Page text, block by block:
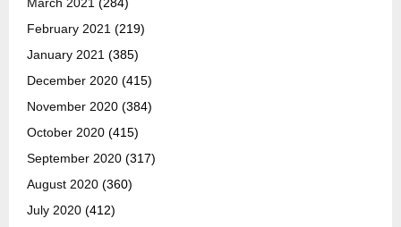
February 2021 (219)
January 2021 (385)
December 2020 (415)
November 2020 (384)
October 2020 (415)
September 2020 (317)
August 2020 (360)
July 2020 (412)